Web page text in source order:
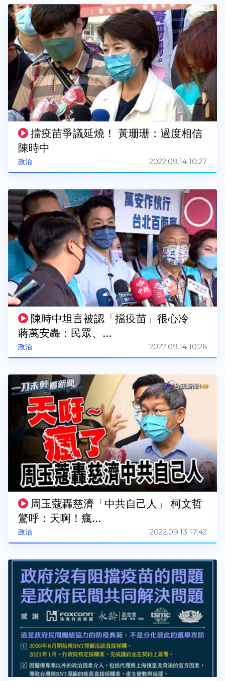
政治
擋疫苗爭議延燒！ 黃珊珊：過度相信
陳時中
2022.09.14 10:27
政治
陳時中坦言被認「擋疫苗」很心冷
蔣萬安轟：民眾、...
2022.09.14 10:26
政治
周玉蔻轟慈濟「中共自己人」 柯文哲
驚呼：天啊！瘋...
2022.09.13 17:42